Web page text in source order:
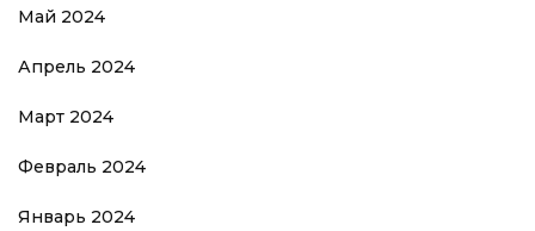
Май 2024
Апрель 2024
Март 2024
Февраль 2024
Январь 2024